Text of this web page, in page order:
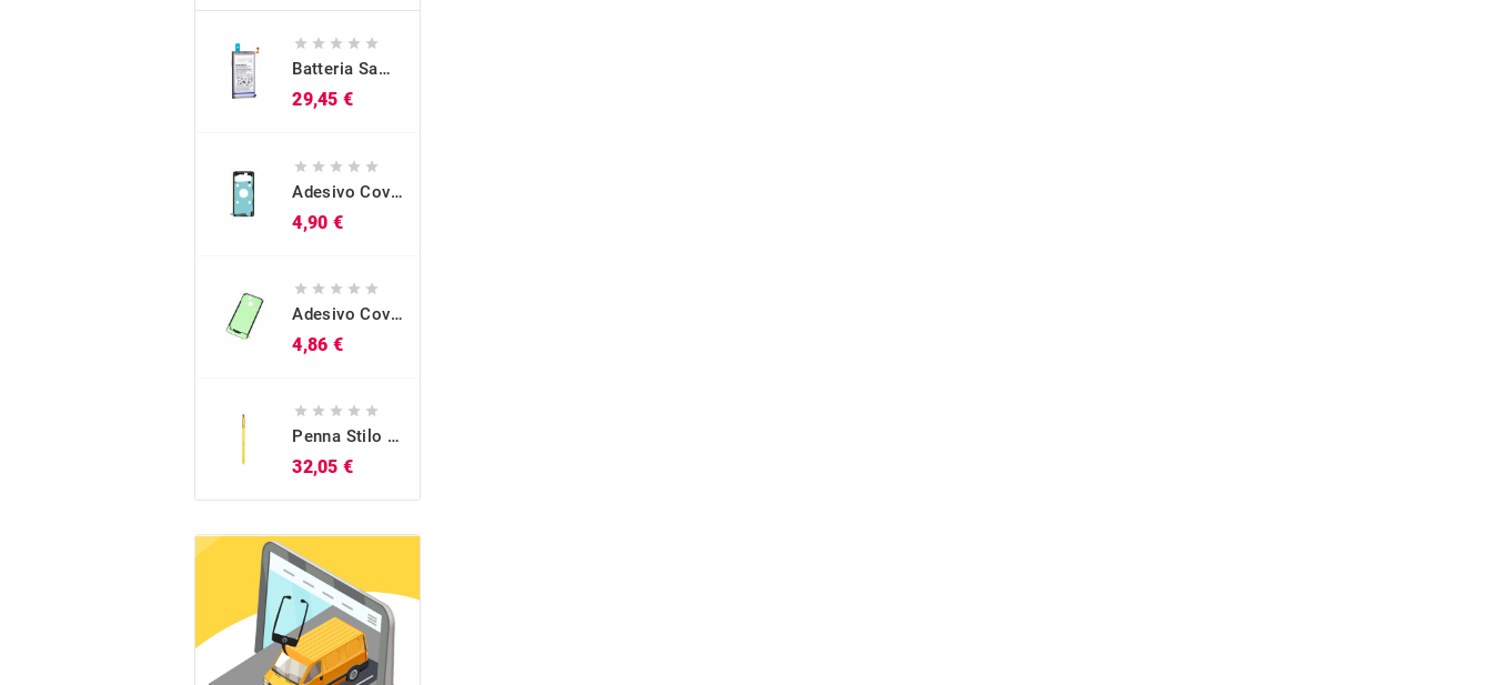
    
Batteria Samsung Originale EB-BG973ABU Per Galaxy S10 (SM-G973)
29,45 €
    
Adesivo Cover Posteriore Originale Galaxy S10 (SM-G973)
4,90 €
    
Adesivo Cover Posteriore Originale Galaxy A40 (SM-A405)
4,86 €
    
Penna Stilo S-Pen Originale Blu Galaxy Note 9 (SM-N960)
32,05 €